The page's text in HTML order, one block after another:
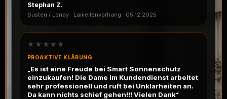
Stephan Z.
Susten / Lonay · Lamellenvorhang · 05.12.2025
★★★★★
PROAKTIVE KLÄRUNG
„Es ist eine Freude bei Smart Sonnenschutz
einzukaufen! Die Dame im Kundendienst arbeitet
sehr professionell und ruft bei Unklarheiten an.
Da kann nichts schief gehen!!! Vielen Dank“